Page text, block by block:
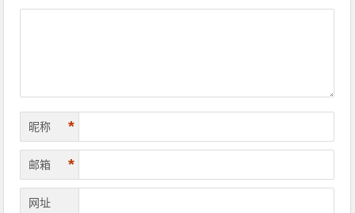
昵称 *
邮箱 *
网址